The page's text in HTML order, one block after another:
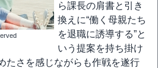
ら課長の肩書と引き
換えに“働く母親たち
を退職に誘導する”と
いう提案を持ち掛け
たさを感じながらも作戦を遂行